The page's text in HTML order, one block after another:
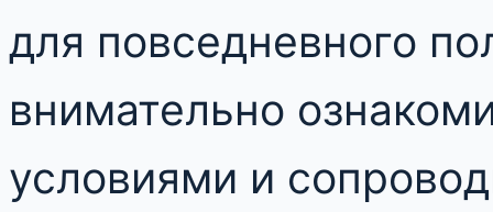
для повседневного
внимательно
условиями и